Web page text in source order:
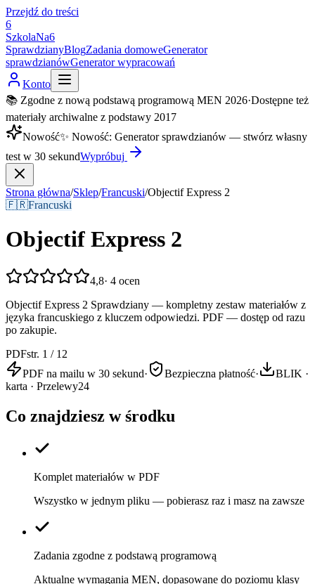
Przejdź do treści
6
SzkolaNa6
SprawdzianyBlogZadania domoweGenerator
sprawdzianówGenerator wypracowań
Konto
📚 Zgodne z nową podstawą programową MEN 2026·Dostępne też
materiały archiwalne z podstawy 2017
Nowość✨ Nowość: Generator sprawdzianów — stwórz własny
test w 30 sekundWypróbuj
Strona główna/Sklep/Francuski/Objectif Express 2
🇫🇷Francuski
Objectif Express 2
4,8· 4 ocen
Objectif Express 2 Sprawdziany — kompletny zestaw materiałów z
języka francuskiego z kluczem odpowiedzi. PDF — dostęp od razu
po zakupie.
PDFstr. 1 / 12
PDF na mailu w 30 sekund· Bezpieczna płatność·
BLIK ·
karta · Przelewy24
Co znajdziesz w środku
Komplet materiałów w PDF
Wszystko w jednym pliku — pobierasz raz i masz na zawsze
Zadania zgodne z podstawą programową
Aktualne wymagania MEN, dopasowane do poziomu klasy